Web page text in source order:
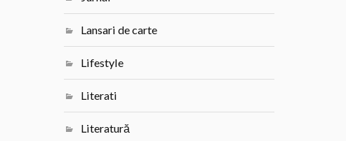
Lansari de carte
Lifestyle
Literati
Literatură